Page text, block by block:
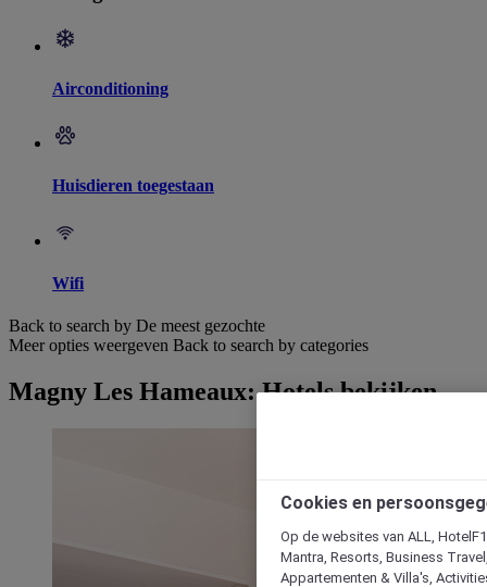
Airconditioning
Huisdieren toegestaan
Wifi
Back to search by De meest gezochte
Meer opties weergeven Back to search by categories
Magny Les Hameaux: Hotels bekijken
Cookies en
Op de websites van ALL,
Mantra, Resorts, Business
Appartementen & Villa's,